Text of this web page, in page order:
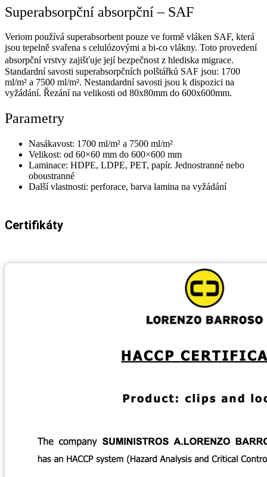
Superabsorpční absorpční – SAF
Veriom používá superabsorbent pouze ve formě vláken SAF, která
jsou tepelně svařena s celulózovými a bi-co vlákny. Toto provedení
absorpční vrstvy zajišťuje její bezpečnost z hlediska migrace.
Standardní savosti superabsorpčních polštářků SAF jsou: 1700
ml/m² a 7500 ml/m². Nestandardní savosti jsou k dispozici na
vyžádání. Řezání na velikosti od 80x80mm do 600x600mm.
Parametry
Nasákavost: 1700 ml/m² a 7500 ml/m²
Velikost: od 60×60 mm do 600×600 mm
Laminace: HDPE, LDPE, PET, papír. Jednostranné nebo
oboustranné
Další vlastnosti: perforace, barva lamina na vyžádání
Certifikáty